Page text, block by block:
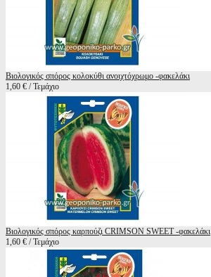
Βιολογικός σπόρος κολοκύθι ανοιχτόχρωμο -φακελάκι
1,60 € / Τεμάχιο
Βιολογικός σπόρος καρπούζι CRIMSON SWEET -φακελάκι
1,60 € / Τεμάχιο